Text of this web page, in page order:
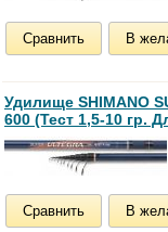
Сравнить В
Удилище SHIMANO
600 (Тест 1,5-10 гр.
Сравнить В